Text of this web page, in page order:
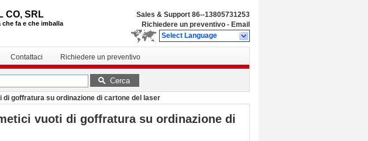
CO, SRL
fa e che imballa
Sales & Support 86--13805731253
Richiedere un preventivo - Email
Select Language
Contattaci Richiedere un preventivo
Cerca
goffratura su ordinazione di cartone del laser
vuoti di goffratura su ordinazione di